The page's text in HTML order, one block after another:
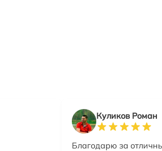
Куликов Роман
Благодарю за